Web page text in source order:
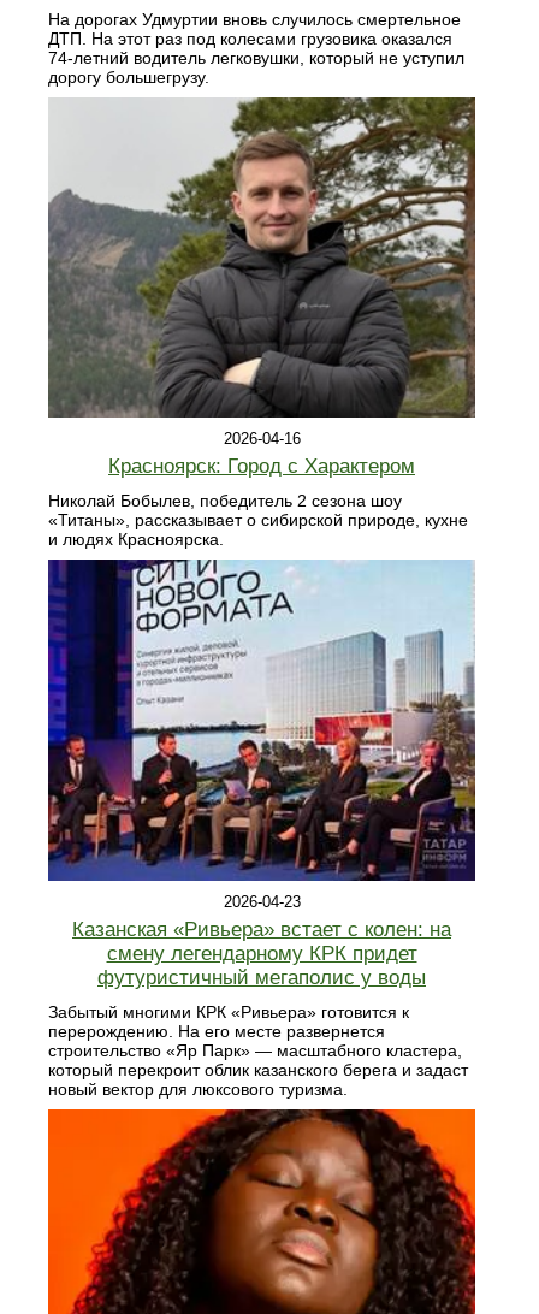
На дорогах Удмуртии вновь случилось смертельное
ДТП. На этот раз под колесами грузовика оказался
74-летний водитель легковушки, который не уступил
дорогу большегрузу.
2026-04-16
Красноярск: Город с Характером
Николай Бобылев, победитель 2 сезона шоу
«Титаны», рассказывает о сибирской природе, кухне
и людях Красноярска.
2026-04-23
Казанская «Ривьера» встает с колен: на
смену легендарному КРК придет
футуристичный мегаполис у воды
Забытый многими КРК «Ривьера» готовится к
перерождению. На его месте развернется
строительство «Яр Парк» — масштабного кластера,
который перекроит облик казанского берега и задаст
новый вектор для люксового туризма.